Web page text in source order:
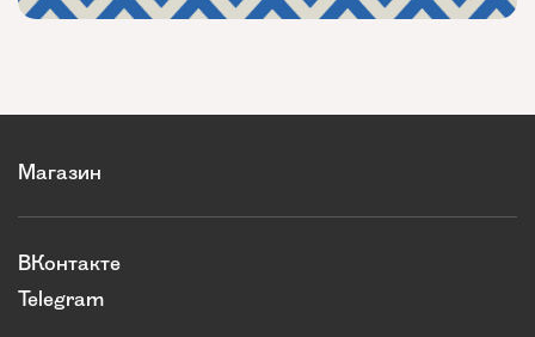
Магазин
ВКонтакте
Telegram